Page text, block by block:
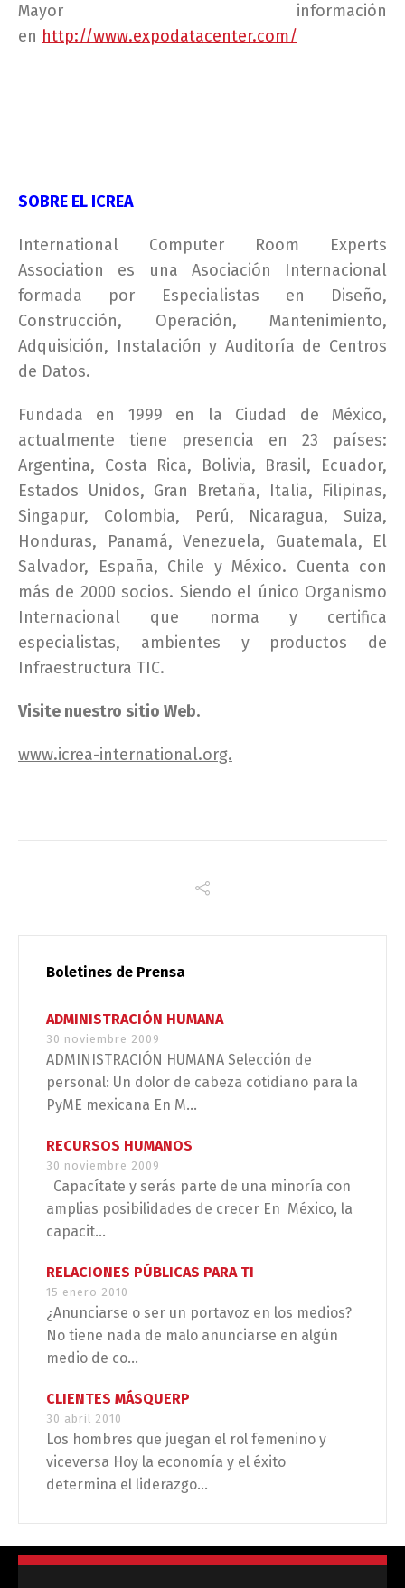
Mayor información
en http://www.expodatacenter.com/
SOBRE EL ICREA
International Computer Room Experts
Association es una Asociación Internacional
formada por Especialistas en Diseño,
Construcción, Operación, Mantenimiento,
Adquisición, Instalación y Auditoría de Centros
de Datos.
Fundada en 1999 en la Ciudad de México,
actualmente tiene presencia en 23 países:
Argentina, Costa Rica, Bolivia, Brasil, Ecuador,
Estados Unidos, Gran Bretaña, Italia, Filipinas,
Singapur, Colombia, Perú, Nicaragua, Suiza,
Honduras, Panamá, Venezuela, Guatemala, El
Salvador, España, Chile y México. Cuenta con
más de 2000 socios. Siendo el único Organismo
Internacional que norma y certifica
especialistas, ambientes y productos de
Infraestructura TIC.
Visite nuestro sitio Web.
www.icrea-international.org.
Boletines de Prensa
ADMINISTRACIÓN HUMANA
30 noviembre 2009
ADMINISTRACIÓN HUMANA Selección de
personal: Un dolor de cabeza cotidiano para la
PyME mexicana En M...
RECURSOS HUMANOS
30 noviembre 2009
Capacítate y serás parte de una minoría con
amplias posibilidades de crecer En México, la
capacit...
RELACIONES PÚBLICAS PARA TI
15 enero 2010
¿Anunciarse o ser un portavoz en los medios?
No tiene nada de malo anunciarse en algún
medio de co...
CLIENTES MÁSQUERP
30 abril 2010
Los hombres que juegan el rol femenino y
viceversa Hoy la economía y el éxito
determina el liderazgo...